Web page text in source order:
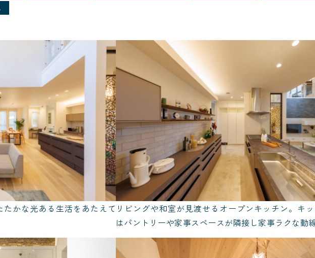
かな光ある生活をあたえて リビングや和室が見渡せるオープンキッチン。キ
はパントリーや家事スペースが隣接し家事ラクな動